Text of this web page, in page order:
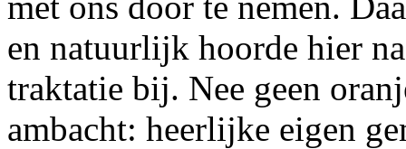
en natuurlijk hoorde hier
traktatie bij. Nee geen
ambacht: heerlijke eigen